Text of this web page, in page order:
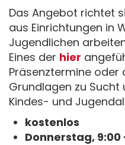
Das Angebot richtet
aus Einrichtungen in
Jugendlichen
Eines der hier
Präsenztermine oder
Grundlagen zu
Kindes- und
kostenlos
Donnerstag, 9:00